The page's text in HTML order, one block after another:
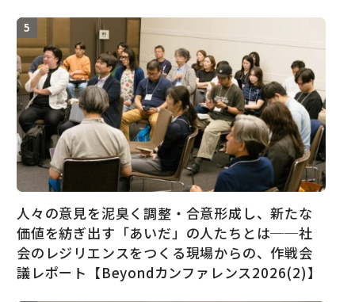
人々の意見を泥臭く調整・合意形成し、新たな
価値を紡ぎ出す「あいだ」の人たちとは──社
会のレジリエンスをつくる現場からの、作戦会
議レポート【Beyondカンファレンス2026(2)】